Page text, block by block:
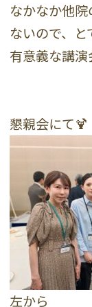
なかなか他
ないので、と
有意義な講
懇親会にて🍹
左から